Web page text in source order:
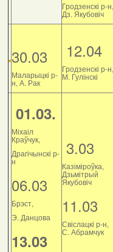
Гродзенскі р-н,
Дз. Якубовіч
30.03
Маларыцкі р-
н, А. Рак
12.04
Гродзенскі р-н,
М. Гулінскі
01.03.
Міхаіл
Краўчук,
Драгічынскі р-
н
06.03
Брэст,
Э. Данцова
13.03
3.03
Казіміроўка,
Дзьмітрый
Якубовіч
11.03
Свіслацкі р-н,
С. Абрамчук